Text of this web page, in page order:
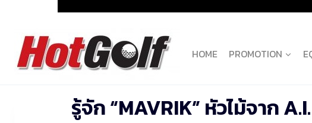
content
HOME PROMOTION
รู้จัก “MAVRIK” หัวไม้จาก